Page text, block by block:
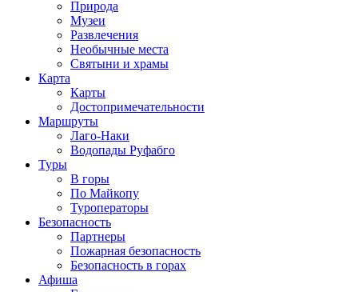
Природа
Музеи
Развлечения
Необычные места
Святыни и храмы
Карта
Карты
Достопримечательности
Маршруты
Лаго-Наки
Водопады Руфабго
Туры
В горы
По Майкопу
Туроператоры
Безопасность
Партнеры
Пожарная безопасность
Безопасность в горах
Афиша